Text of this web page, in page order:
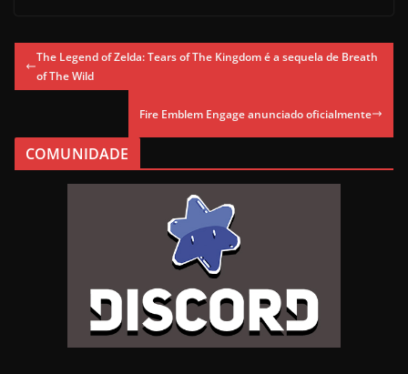
The Legend of Zelda: Tears of The Kingdom é a sequela de Breath
of The Wild
Fire Emblem Engage anunciado oficialmente
COMUNIDADE